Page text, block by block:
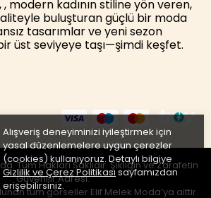
Alışveriş deneyiminizi iyileştirmek için
yasal düzenlemelere uygun çerezler
(cookies) kullanıyoruz. Detaylı bilgiye
Gizlilik ve Çerez Politikasısayfamızdan
erişebilirsiniz.
, , modern kadının stiline yön veren,
buluşturan güçlü bir moda
tasarımlar ve yeni sezon
üst seviyeye taşı—şimdi keşfet.
Tüm Hakları Saklıdır. Şıklığın ve Zarafetin
Güvenilir Adresi.
tüm görseller Elif Melek Moda’ya aittir.